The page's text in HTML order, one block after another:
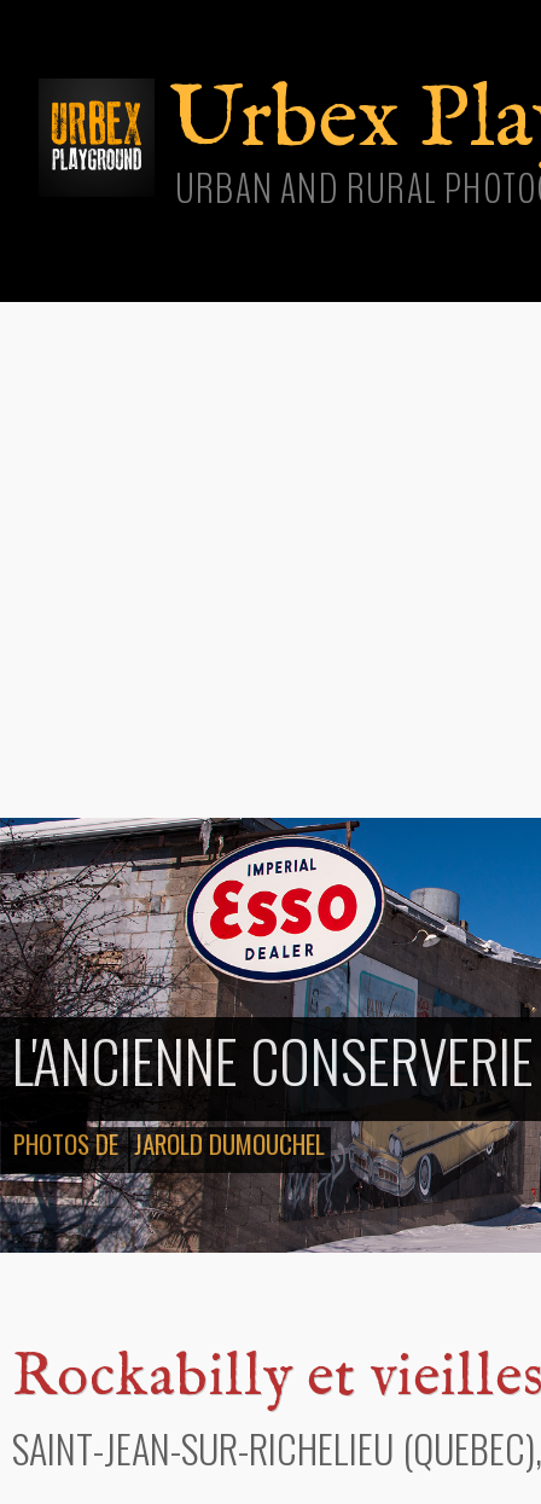
Urbex
URBAN AND RURAL
L'ANCIENNE
JAROLD DUMOUCHEL
PHOTOS DE
Rockabilly et
SAINT-JEAN-SUR-RICHELIEU